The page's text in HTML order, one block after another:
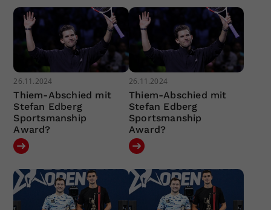
26.11.2024
Thiem-Abschied mit
Stefan Edberg
Sportsmanship
Award?
26.11.2024
Thiem-Abschied mit
Stefan Edberg
Sportsmanship
Award?